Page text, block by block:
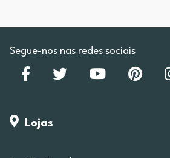
Segue-nos nas redes sociais
Lojas